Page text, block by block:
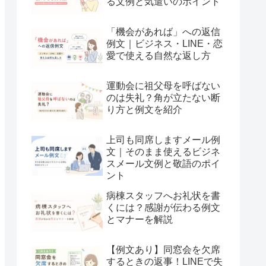
「機会があれば」への返信
例文｜ビジネス・LINE・恋
愛で使える自然な返し方
運動会に祖父母を呼ばない
のは失礼？角が立たない断
り方と例文を紹介
上司も同席しますメール例
文｜そのまま使えるビジネ
スメール文例と敬語のポイ
ント
病棟スタッフへお礼状を書
くには？感謝が伝わる例文
とマナーを解説
【例文あり】同窓会を欠席
するときの返事！LINEで失